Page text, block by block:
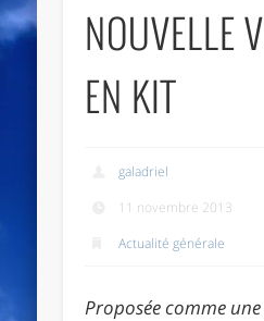
NOUVELLE
EN KIT
galadriel
11 novembre 2013
Actualité générale
Proposée comme